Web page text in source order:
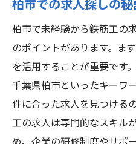
柏市での求人探しの
柏市で未経験から鉄筋工の
のポイントがあります。ま
を活用することが重要です
千葉県柏市といったキーワ
件に合った求人を見つける
工の求人は専門的なスキル